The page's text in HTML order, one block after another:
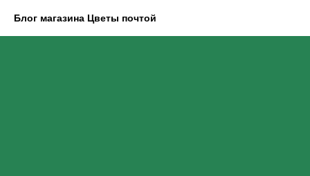
Блог магазина Цветы почтой